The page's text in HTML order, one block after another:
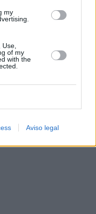
my
of my
with the
Aviso legal